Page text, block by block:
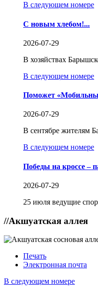
В следующем номере
С новым хлебом!...
2026-07-29
В хозяйствах
В следующем номере
Поможет
2026-07-29
В сентябре жителям
В следующем номере
Победы на кроссе –
2026-07-29
25 июля ведущие
//Акшуатская аллея
Печать
Электронная почта
В следующем номере